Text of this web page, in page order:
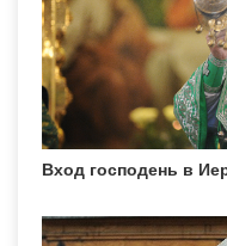
Вход господень в